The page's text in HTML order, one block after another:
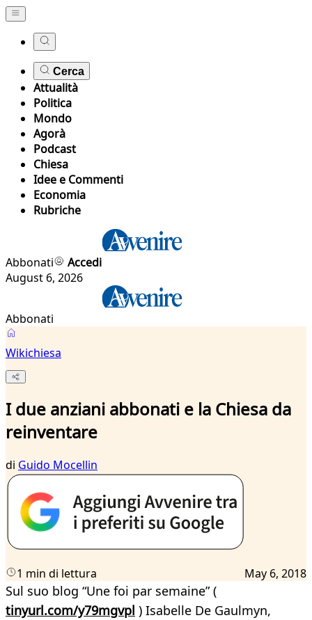
Cerca
Attualità
Politica
Mondo
Agorà
Podcast
Chiesa
Idee e Commenti
Economia
Rubriche
Abbonati
Accedi
August 6, 2026
Abbonati
Wikichiesa
I due anziani abbonati e la Chiesa da
reinventare
di Guido Mocellin
1 min di lettura May 6, 2018
Sul suo blog “Une foi par semaine” (
tinyurl.com/y79mgvpl ) Isabelle De Gaulmyn,